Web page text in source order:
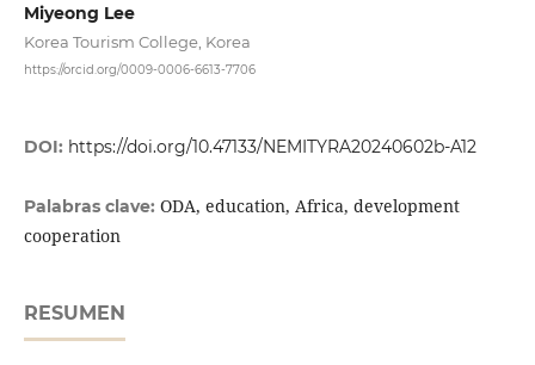
Miyeong Lee
Korea Tourism College, Korea
https://orcid.org/0009-0006-6613-7706
DOI: https://doi.org/10.47133/NEMITYRA20240602b-A12
Palabras clave: ODA, education, Africa, development
cooperation
RESUMEN